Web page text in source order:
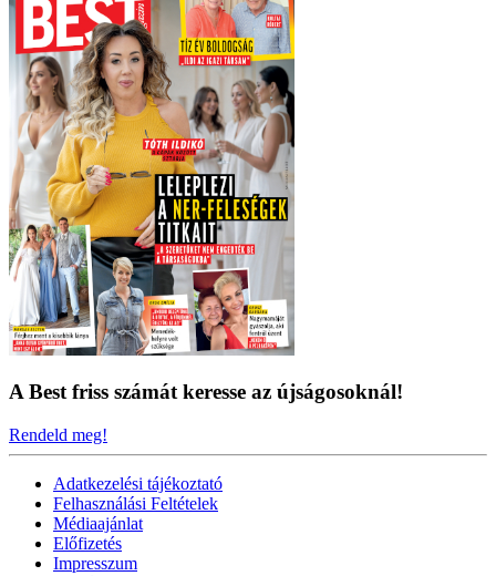
A Best friss számát keresse az újságosoknál!
Rendeld meg!
Adatkezelési tájékoztató
Felhasználási Feltételek
Médiaajánlat
Előfizetés
Impresszum